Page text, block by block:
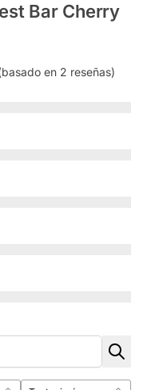
Bar Cherry
en 2 reseñas)